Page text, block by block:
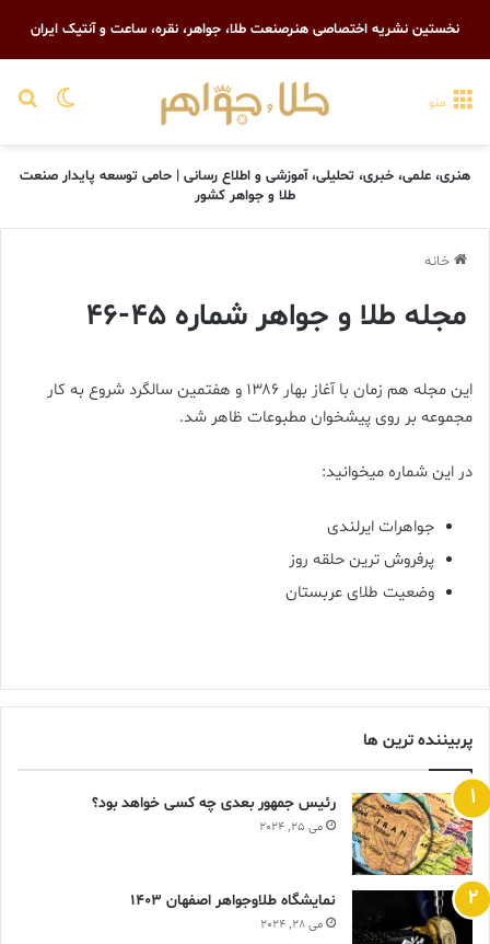
نخستین نشریه اختصاصی هنرصنعت طلا، جواهر، نقره، ساعت و آنتیک ایران
تغییر منو
هنری، علمی، خبری، تحلیلی، آموزشی و اطلاع رسانی | حامی توسعه پایدار صنعت
طلا و جواهر کشور
خانه
مجله طلا و جواهر شماره ۴۵-۴۶
این مجله هم زمان با آغاز بهار ۱۳۸۶ و هفتمین سالگرد شروع به کار
مجموعه بر روی پیشخوان مطبوعات ظاهر شد.
در این شماره میخوانید:
جواهرات ایرلندی
پرفروش ترین حلقه روز
وضعیت طلای عربستان
پربیننده ترین ها
رئیس جمهور بعدی چه کسی خواهد بود؟
می 25, 2024
نمایشگاه طلاوجواهر اصفهان 1403
می 28, 2024